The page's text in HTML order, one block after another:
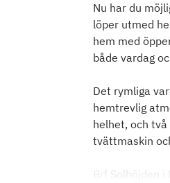
Nu har du
löper utmed
hem med
både vardag
Det rymliga
hemtrevlig
helhet, och
tvättmaskin
Brf Solhöjden i